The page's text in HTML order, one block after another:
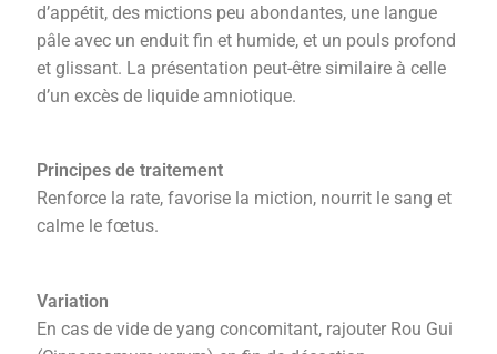
d’appétit, des mictions peu abondantes, une langue
pâle avec un enduit fin et humide, et un pouls profond
et glissant. La présentation peut-être similaire à celle
d’un excès de liquide amniotique.
Principes de traitement
Renforce la rate, favorise la miction, nourrit le sang et
calme le fœtus.
Variation
En cas de vide de yang concomitant, rajouter Rou Gui